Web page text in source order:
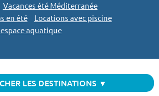
Vacances été Méditerranée
en été
Locations avec piscine
aquatique
LES DESTINATIONS ▼